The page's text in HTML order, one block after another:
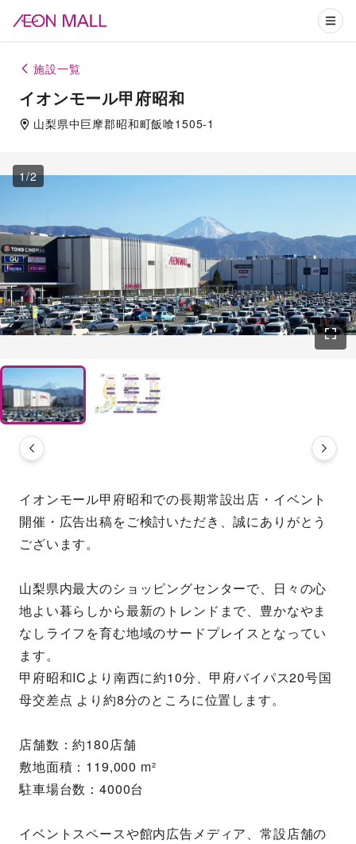
施設一覧
イオンモール甲府昭和
山梨県中巨摩郡昭和町飯喰1505-1
1/2
イオンモール甲府昭和での長期常設出店・イベント
開催・広告出稿をご検討いただき、誠にありがとう
ございます。
山梨県内最大のショッピングセンターで、日々の心
地よい暮らしから最新のトレンドまで、豊かなやま
なしライフを育む地域のサードプレイスとなってい
ます。
甲府昭和ICより南西に約10分、甲府バイパス20号国
母交差点 より約8分のところに位置します。
店舗数：約180店舗
敷地面積：119,000 m²
駐車場台数：4000台
イベントスペースや館内広告メディア、常設店舗の